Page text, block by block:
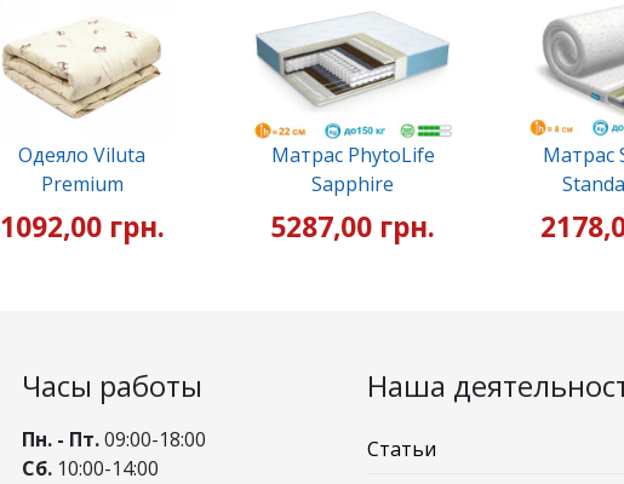
Одеяло Viluta
Premium
1092,00 грн.
Матрас PhytoLife
Sapphire
5287,00 грн.
Матрас
Часы работы
Пн. - Пт.09:00-18:00
Сб. 10:00-14:00
Наша
Статьи